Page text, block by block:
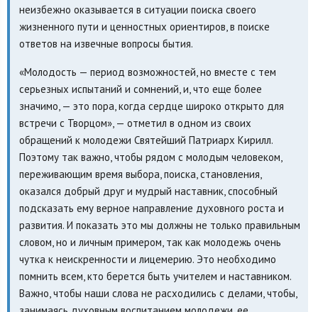
неизбежно оказывается в ситуации поиска своего
жизненного пути и ценностных ориентиров, в поиске
ответов на извечные вопросы бытия.
«Молодость — период возможностей, но вместе с тем
серьезных испытаний и сомнений, и, что еще более
значимо, — это пора, когда сердце широко открыто для
встречи с Творцом», — отметил в одном из своих
обращений к молодежи Святейший Патриарх Кирилл.
Поэтому так важно, чтобы рядом с молодым человеком,
переживающим время выбора, поиска, становления,
оказался добрый друг и мудрый наставник, способный
подсказать ему верное направление духовного роста и
развития. И показать это мы должны не только правильным
словом, но и личным примером, так как молодежь очень
чутка к неискренности и лицемерию. Это необходимо
помнить всем, кто берется быть учителем и наставником.
Важно, чтобы наши слова не расходились с делами, чтобы,